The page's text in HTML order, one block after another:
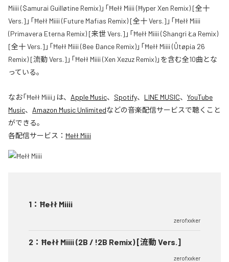
Miiii ($amurai Guilløtine Remix)」「Ħełł Miiii (Ħyper Xen Remix) [全十
Vers.]」「Ħełł Miiii (Future Mafias Remix) [全十 Vers.]」「Ħełł Miiii
(Primavera Eterna Remix) [来世 Vers.]」「Ħełł Miiii ($hangri Ła Remix)
[全十 Vers.]」「Ħełł Miiii (8ee Ðance Remix)」「Ħełł Miiii (Ůtøpia 26
Remix) [流動 Vers.]」「Ħełł Miiii (Xen Xezuz Remix)」を含む全10曲とな
っている。
なお「Ħełł Miiii 」は、 Apple Music、 Spotify、 LINE MUSIC、 YouTube
Music、 Amazon Music Unlimitedなどの音楽配信サービスで聴くこと
ができる。
各配信サービス： Ħełł Miiii
1 ： Ħełł Miiii
zerofxxker
2 ： Ħełł Miiii (2B / !2B Remix) [流動 Vers.]
zerofxxker